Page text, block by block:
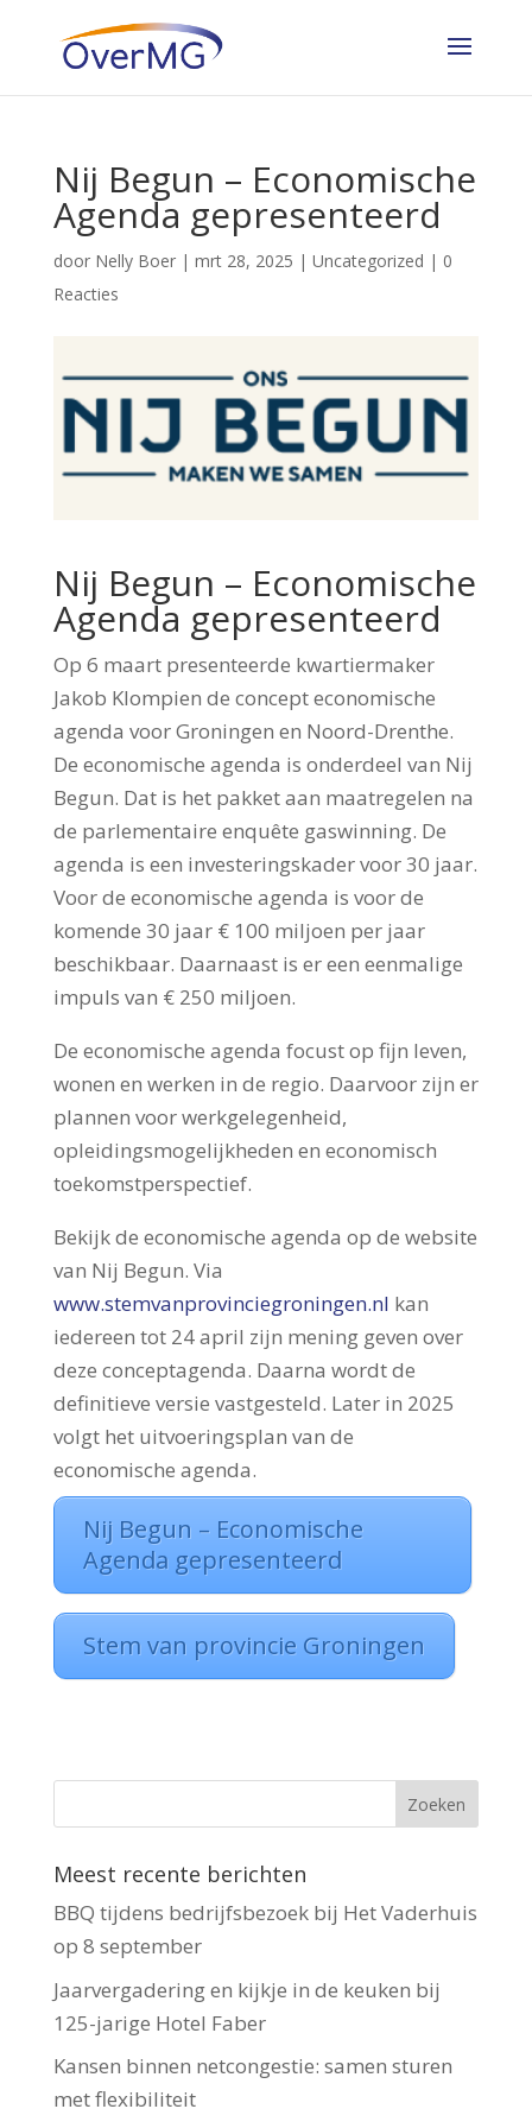
Nij Begun – Economische
Agenda gepresenteerd
door Nelly Boer| mrt 28, 2025 | Uncategorized | 0
Reacties
Nij Begun – Economische
Agenda gepresenteerd
Op 6 maart presenteerde kwartiermaker
Jakob Klompien de concept economische
agenda voor Groningen en Noord-Drenthe.
De economische agenda is onderdeel van Nij
Begun. Dat is het pakket aan maatregelen na
de parlementaire enquête gaswinning. De
agenda is een investeringskader voor 30 jaar.
Voor de economische agenda is voor de
komende 30 jaar € 100 miljoen per jaar
beschikbaar. Daarnaast is er een eenmalige
impuls van € 250 miljoen.
De economische agenda focust op fijn leven,
wonen en werken in de regio. Daarvoor zijn er
plannen voor werkgelegenheid,
opleidingsmogelijkheden en economisch
toekomstperspectief.
Bekijk de economische agenda op de website
van Nij Begun. Via
www.stemvanprovinciegroningen.nl kan
iedereen tot 24 april zijn mening geven over
deze conceptagenda. Daarna wordt de
definitieve versie vastgesteld. Later in 2025
volgt het uitvoeringsplan van de
economische agenda.
Nij Begun – Economische
Agenda gepresenteerd
Stem van provincie Groningen
Meest recente berichten
BBQ tijdens bedrijfsbezoek bij Het Vaderhuis
op 8 september
Jaarvergadering en kijkje in de keuken bij
125-jarige Hotel Faber
Kansen binnen netcongestie: samen sturen
met flexibiliteit